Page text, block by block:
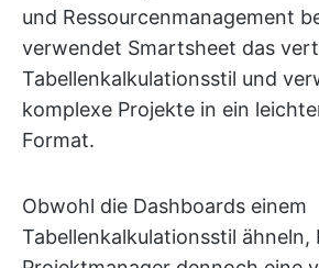
und Ressourcenmanagement
verwendet Smartsheet das
Tabellenkalkulationsstil und
komplexe Projekte in ein
Format.
Obwohl die Dashboards einem
Tabellenkalkulationsstil ähneln,